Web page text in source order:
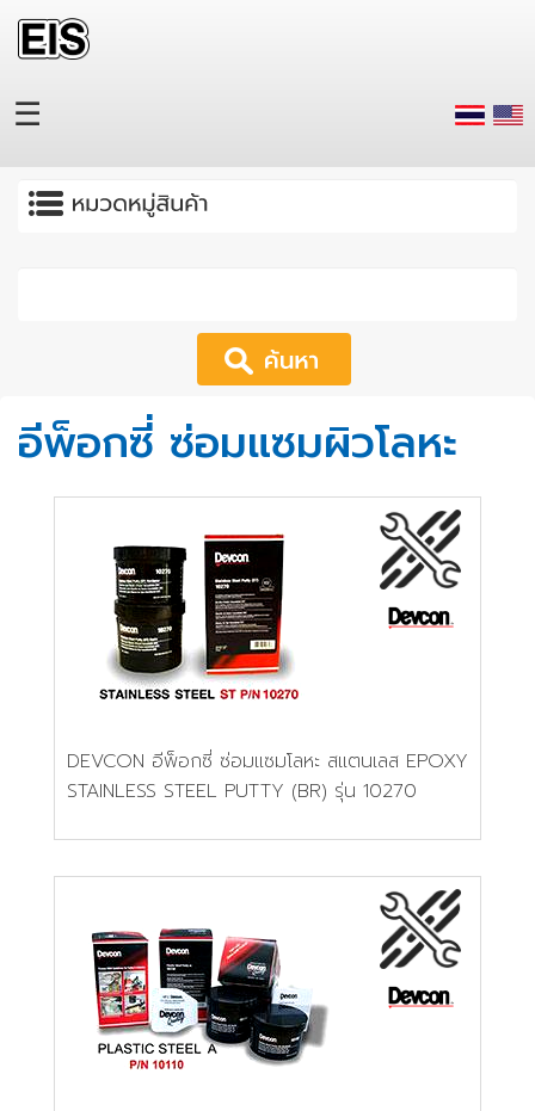
Skip to main content
☰
Apply
อีพ็อกซี่ ซ่อมแซมผิวโลหะ
DEVCON อีพ็อกซี่ ซ่อมแซมโลหะ สแตนเลส EPOXY
STAINLESS STEEL PUTTY (BR) รุ่น 10270